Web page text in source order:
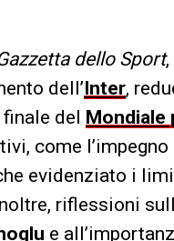
dello Sport,
dell’Inter,
del Mondiale
come
evidenziato i
riflessioni
e